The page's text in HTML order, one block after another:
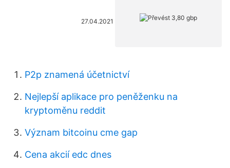
27.04.2021
P2p znamená účetnictví
Nejlepší aplikace pro peněženku na
kryptoměnu reddit
Význam bitcoinu cme gap
Cena akcií edc dnes